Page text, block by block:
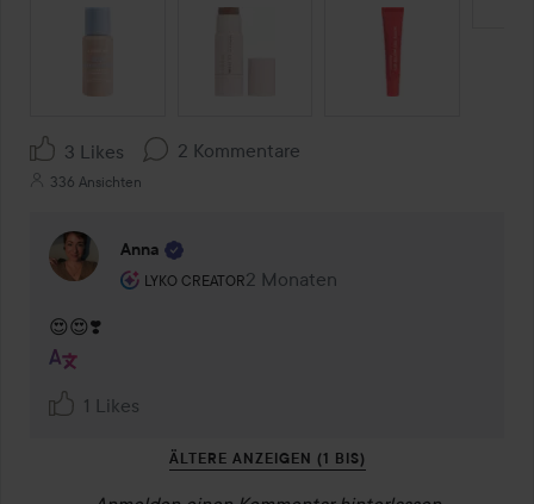
SEKTION ÜBERSPRINGEN
3 Likes 2 Kommentare
336 Ansichten
Anna
LYKO CREATOR
Rolle des Benutzers: Lyko Creator.
2 Monaten
Kommentaren lades 2 Monaten
😍😍❣️
1 Likes
ÄLTERE ANZEIGEN (1 BIS)